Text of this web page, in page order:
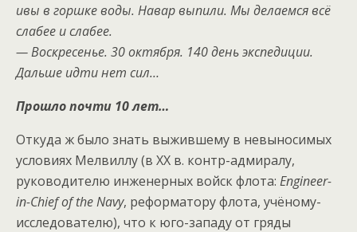
ивы в горшке воды. Навар выпили. Мы делаемся всё
слабее и слабее.
— Воскресенье. 30 октября. 140 день экспедиции.
Дальше идти нет сил…
Прошло почти 10 лет…
Откуда ж было знать выжившему в невыносимых
условиях Мелвиллу (в XX в. контр-адмиралу,
руководителю инженерных войск флота: Engineer-
in-Chief of the Navy, реформатору флота, учёному-
исследователю), что к юго-западу от гряды